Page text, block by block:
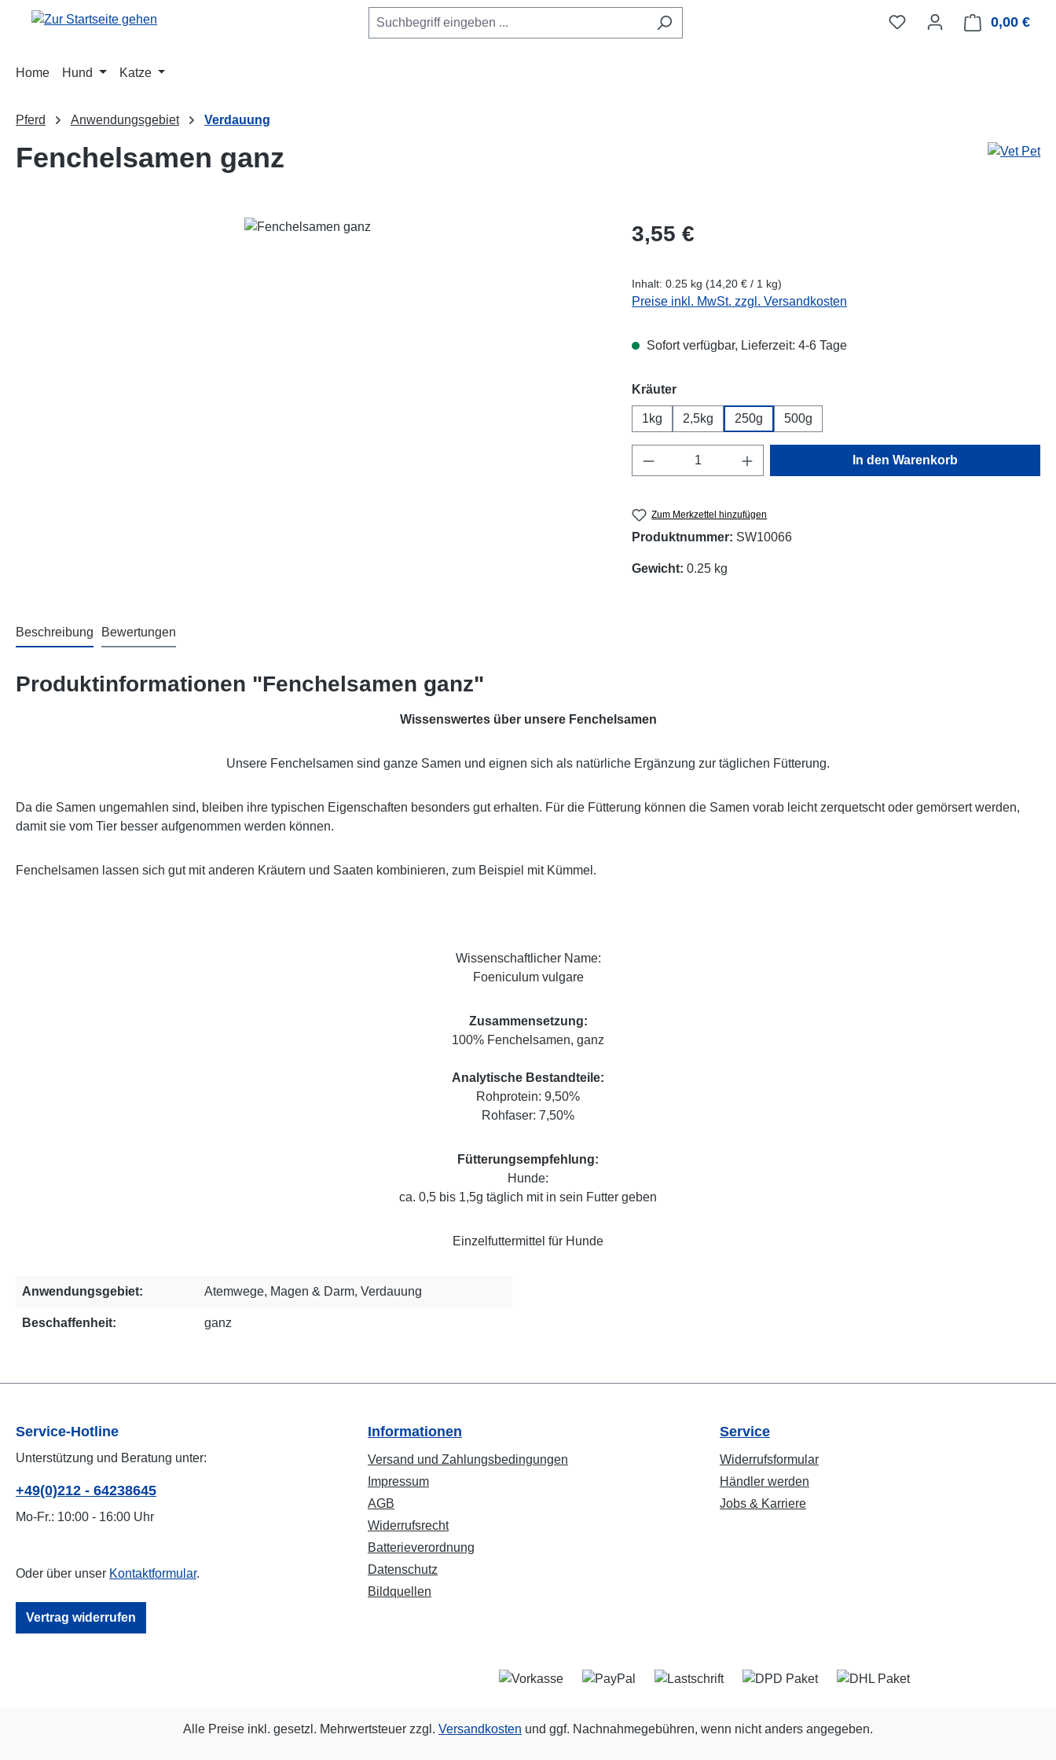
Hauptinhalt springen
Zur Suche springen
Zur Hauptnavigation springen 0,00 €
Home Hund Katze
Pferd Anwendungsgebiet Verdauung
Fenchelsamen ganz
Regulärer Preis:
3,55 €
Inhalt: 0.25 kg (14,20 € / 1 kg)
Preise inkl. MwSt. zzgl. Versandkosten
Sofort verfügbar, Lieferzeit: 4-6 Tage
Kräuterauswählen
1kg 2,5kg 250g 500g
Produkt Anzahl: Gib den gewünschten Wert ein
In den Warenkorb
Zum Merkzettel hinzufügen
Produktnummer: SW10066
Gewicht: 0.25 kg
Beschreibung Bewertungen
Produktinformationen "Fenchelsamen ganz"
Wissenswertes über unsere Fenchelsamen
Unsere Fenchelsamen sind ganze Samen und eignen sich als natürliche Ergänzung zur täglichen Fütterung.
Da die Samen ungemahlen sind, bleiben ihre typischen Eigenschaften besonders gut erhalten. Für die Fütterung können die Samen vorab leicht zerquetscht oder gemörsert werden,
damit sie vom Tier besser aufgenommen werden können.
Fenchelsamen lassen sich gut mit anderen Kräutern und Saaten kombinieren, zum Beispiel mit Kümmel.
Wissenschaftlicher Name:
Foeniculum vulgare
Zusammensetzung:
100% Fenchelsamen, ganz
Analytische Bestandteile:
Rohprotein: 9,50%
Rohfaser: 7,50%
Fütterungsempfehlung:
Hunde:
ca. 0,5 bis 1,5g täglich mit in sein Futter geben
Einzelfuttermittel für Hunde
Anwendungsgebiet: Atemwege, Magen & Darm, Verdauung
Beschaffenheit: ganz
Service-Hotline
Unterstützung und Beratung unter:
+49(0)212 - 64238645
Mo-Fr.: 10:00 - 16:00 Uhr
Oder über unser Kontaktformular.
Vertrag widerrufen
Informationen
Versand und Zahlungsbedingungen
Impressum
AGB
Widerrufsrecht
Batterieverordnung
Datenschutz
Bildquellen
Service
Widerrufsformular
Händler werden
Jobs & Karriere
Alle Preise inkl. gesetzl. Mehrwertsteuer zzgl. Versandkosten und ggf. Nachnahmegebühren, wenn nicht anders angegeben.